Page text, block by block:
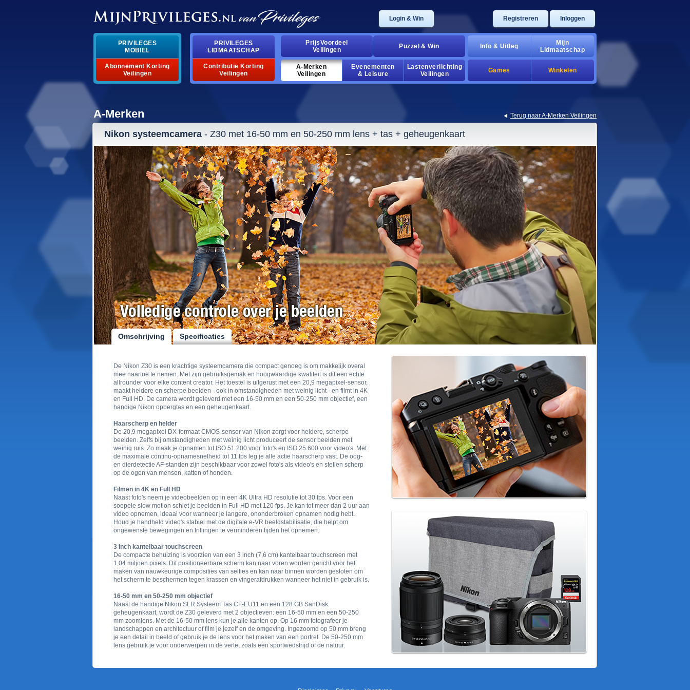
Login & Win Registreren Inloggen
PRIVILEGES
MOBIEL
Abonnement Korting
Veilingen
PRIVILEGES
LIDMAATSCHAP
Contributie Korting
Veilingen
PrijsVoordeel
Veilingen
Puzzel & Win
A-Merken
Veilingen
Evenementen
& Leisure
Lastenverlichting
Veilingen
Info & Uitleg
Mijn
Lidmaatschap
Games Winkelen
Terug naar A-Merken Veilingen
A-Merken
Nikon systeemcamera - Z30 met 16-50 mm en 50-250 mm lens + tas + geheugenkaart
Omschrijving Specificaties
De Nikon Z30 is een krachtige systeemcamera die compact genoeg is om makkelijk overal
mee naartoe te nemen. Met zijn gebruiksgemak en hoogwaardige kwaliteit is dit een echte
allrounder voor elke content creator. Het toestel is uitgerust met een 20,9 megapixel-sensor,
maakt heldere en scherpe beelden - ook in omstandigheden met weinig licht - en filmt in 4K
en Full HD. De camera wordt geleverd met een 16-50 mm en een 50-250 mm objectief, een
handige Nikon opbergtas en een geheugenkaart.
Haarscherp en helder
De 20,9 megapixel DX-formaat CMOS-sensor van Nikon zorgt voor heldere, scherpe
beelden. Zelfs bij omstandigheden met weinig licht produceert de sensor beelden met
weinig ruis. Zo maak je opnamen tot ISO 51.200 voor foto's en ISO 25.600 voor video's. Met
de maximale continu-opnamesnelheid tot 11 fps leg je alle actie haarscherp vast. De oog-
en dierdetectie AF-standen zijn beschikbaar voor zowel foto's als video's en stellen scherp
op de ogen van mensen, katten of honden.
Filmen in 4K en Full HD
Naast foto's neem je videobeelden op in een 4K Ultra HD resolutie tot 30 fps. Voor een
soepele slow motion schiet je beelden in Full HD met 120 fps. Je kan tot meer dan 2 uur aan
video opnemen, ideaal voor wanneer je langere, ononderbroken opnamen nodig hebt.
Houd je handheld video's stabiel met de digitale e-VR beeldstabilisatie, die helpt om
ongewenste bewegingen en trillingen te verminderen tijden het opnemen.
3 inch kantelbaar touchscreen
De compacte behuizing is voorzien van een 3 inch (7,6 cm) kantelbaar touchscreen met
1,04 miljoen pixels. Dit positioneerbare scherm kan naar voren worden gericht voor het
maken van nauwkeurige composities van selfies en kan naar binnen worden gesloten om
het scherm te beschermen tegen krassen en vingerafdrukken wanneer het niet in gebruik is.
16-50 mm en 50-250 mm objectief
Naast de handige Nikon SLR Systeem Tas CF-EU11 en een 128 GB SanDisk
geheugenkaart, wordt de Z30 geleverd met 2 objectieven: een 16-50 mm en een 50-250
mm zoomlens. Met de 16-50 mm lens kun je alle kanten op. Op 16 mm fotografeer je
landschappen en architectuur of film je jezelf en de omgeving. Ingezoomd op 50 mm breng
je een detail in beeld of gebruik je de lens voor het maken van een portret. De 50-250 mm
lens gebruik je voor onderwerpen in de verte, zoals een sportwedstrijd of de natuur.